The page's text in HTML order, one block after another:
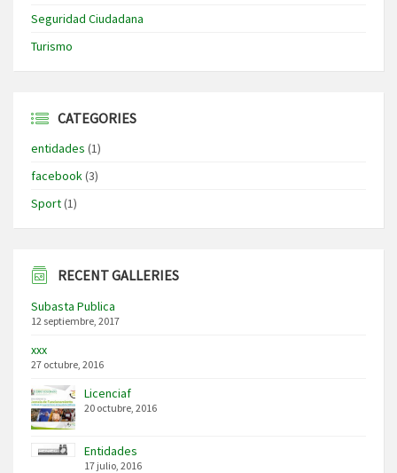
Seguridad Ciudadana
Turismo
CATEGORIES
entidades (1)
facebook(3)
Sport(1)
RECENT GALLERIES
Subasta Publica
12 septiembre, 2017
xxx
27 octubre, 2016
Licenciaf
20 octubre, 2016
Entidades
17 julio, 2016